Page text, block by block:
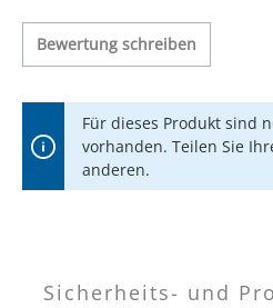
Bewertung schreiben
Für dieses Produkt sind
vorhanden. Teilen Sie
anderen.
Sicherheits- und